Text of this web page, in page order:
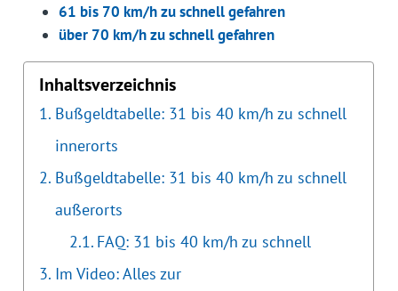
61 bis 70 km/h zu schnell gefahren
über 70 km/h zu schnell gefahren
Inhaltsverzeichnis
Bußgeldtabelle: 31 bis 40 km/h zu schnell
innerorts
Bußgeldtabelle: 31 bis 40 km/h zu schnell
außerorts
FAQ: 31 bis 40 km/h zu schnell
Im Video: Alles zur